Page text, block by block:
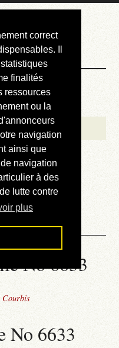
correct
Il
finalités
ressources
ou la
navigation
ainsi que
navigation
à des
lutte contre
plus
No 6633
Courbis
No 6633